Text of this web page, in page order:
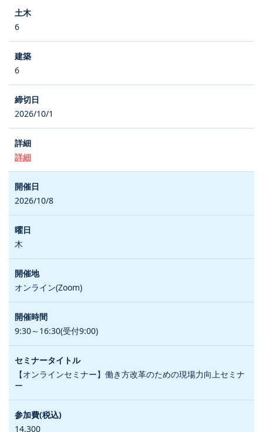
6
6
2026/10/1
詳細
2026/10/8
木
オンライン(Zoom)
9:30～16:30(受付9:00)
【オンラインセミナー】働き方改革のための現場力向上セミナ
ー
14,300